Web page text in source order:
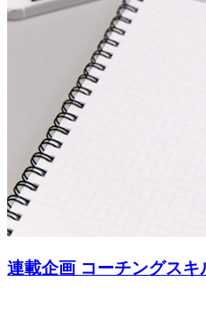
連載企画 コーチングスキ